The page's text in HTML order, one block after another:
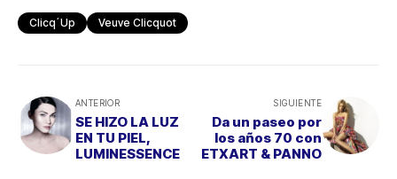
Clicq´Up Veuve Clicquot
ANTERIOR
SE HIZO LA LUZ
EN TU PIEL,
LUMINESSENCE
SIGUIENTE
Da un paseo por
los años 70 con
ETXART & PANNO